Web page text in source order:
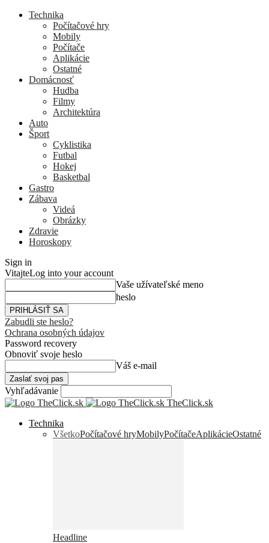
Technika
Počítačové hry
Mobily
Počítače
Aplikácie
Ostatné
Domácnosť
Hudba
Filmy
Architektúra
Auto
Šport
Cyklistika
Futbal
Hokej
Basketbal
Gastro
Zábava
Videá
Obrázky
Zdravie
Horoskopy
Sign in
VitajteLog into your account
Vaše užívateľské meno
heslo
Zabudli ste heslo?
Ochrana osobných údajov
Password recovery
Obnoviť svoje heslo
Váš e-mail
Vyhľadávanie
TheClick.sk
Technika
VšetkoPočítačové hryMobilyPočítačeAplikácieOstatné
Headline